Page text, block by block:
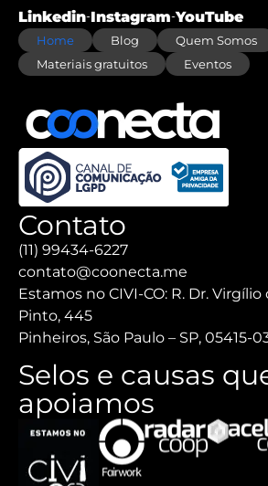
Linkedin Instagram YouTube
Home Blog
Quem Somos
Materiais gratuitos
Eventos
Contato
(11) 99434-6227
contato@coonecta.me
Estamos no CIVI-CO: R. Dr.
Pinto, 445
Pinheiros, São Paulo – SP, 05415-
Selos e causas
apoiamos